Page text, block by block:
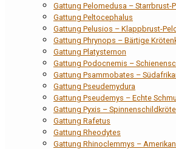
Gattung Pelomedusa – Starrbrust-
Gattung Peltocephalus
Gattung Pelusios – Klappbrust-
Gattung Phrynops – Bärtige
Gattung Platysternon
Gattung Podocnemis –
Gattung Psammobates –
Gattung Pseudemydura
Gattung Pseudemys – Echte
Gattung Pyxis –
Gattung Rafetus
Gattung Rheodytes
Gattung Rhinoclemmys –